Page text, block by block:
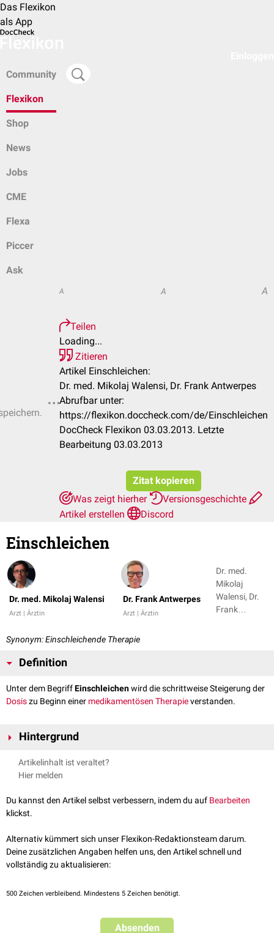
Das Flexikon
als App
Community
Flexikon
Shop
News
Jobs
CME
Flexa
Piccer
Ask
A A A
Teilen
Loading...
Zitieren
Artikel Einschleichen:
Dr. med. Mikolaj Walensi, Dr. Frank Antwerpes
Abrufbar unter:
https://flexikon.doccheck.com/de/Einschleichen
DocCheck Flexikon 03.03.2013. Letzte
Bearbeitung 03.03.2013
Zitat kopieren
Was zeigt hierher
Versionsgeschichte
Artikel erstellen
Discord
Einschleichen
Dr. med. Mikolaj Walensi
Arzt | Ärztin
Dr. Frank Antwerpes
Arzt | Ärztin
Dr. med.
Mikolaj
Walensi, Dr.
Frank
Synonym: Einschleichende Therapie
Definition
Unter dem BegriffEinschleichenwird die schrittweise Steigerung der
Dosiszu Beginn einer medikamentösen Therapieverstanden.
Hintergrund
Im Gegensatz zum abrupten Beginn mit einer hohen Dosierung hat der
beim Einschleichen die Möglichkeit, sich an die neue
reagiert und die Steigerung der Dosis gestoppt werden. Eine
einschleichende Therapie wird z.B. bei
Cortison
Die langsame Reduktion der Dosis am Ende einer medikamentösen
Therapie wird alsAusschleichenbezeichnet.
Artikelinhalt ist veraltet?
Hier melden
Du kannst den Artikel selbst verbessern, indem du auf Bearbeiten
klickst.
Alternativ kümmert sich unser Flexikon-Redaktionsteam darum.
Deine zusätzlichen Angaben helfen uns, den Artikel schnell und
vollständig zu aktualisieren:
500 Zeichen verbleibend. Mindestens 5 Zeichen benötigt.
Absenden